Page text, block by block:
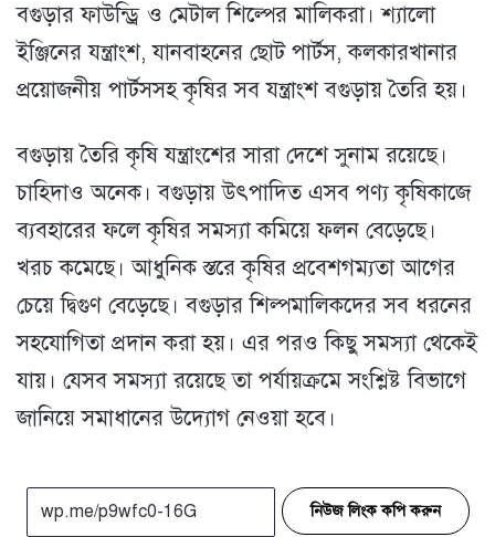
বগুড়ার ফাউন্ড্রি ও মেটাল শিল্পের মালিকরা। শ্যালো
ইঞ্জিনের যন্ত্রাংশ, যানবাহনের ছোট পার্টস, কলকারখানার
প্রয়োজনীয় পার্টসসহ কৃষির সব যন্ত্রাংশ বগুড়ায় তৈরি হয়।
বগুড়ায় তৈরি কৃষি যন্ত্রাংশের সারা দেশে সুনাম রয়েছে।
চাহিদাও অনেক। বগুড়ায় উৎপাদিত এসব পণ্য কৃষিকাজে
ব্যবহারের ফলে কৃষির সমস্যা কমিয়ে ফলন বেড়েছে।
খরচ কমেছে। আধুনিক স্তরে কৃষির প্রবেশগম্যতা আগের
চেয়ে দ্বিগুণ বেড়েছে। বগুড়ার শিল্পমালিকদের সব ধরনের
সহযোগিতা প্রদান করা হয়। এর পরও কিছু সমস্যা থেকেই
যায়। যেসব সমস্যা রয়েছে তা পর্যায়ক্রমে সংশ্লিষ্ট বিভাগে
জানিয়ে সমাধানের উদ্যোগ নেওয়া হবে।
নিউজ লিংক কপি করুন